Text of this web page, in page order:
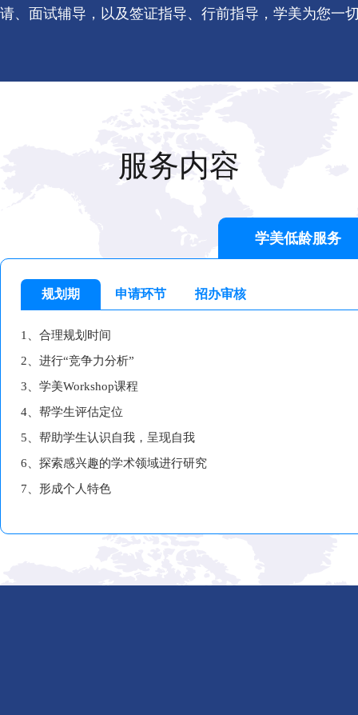
请、面试辅导，以及签证指导、行前指导，学美为您一
服务内容
学美低龄服务
规划期 申请环节 招办审核
1、合理规划时间
2、进行“竞争力分析”
3、学美Workshop课程
4、帮学生评估定位
5、帮助学生认识自我，呈现自我
6、探索感兴趣的学术领域进行研究
7、形成个人特色